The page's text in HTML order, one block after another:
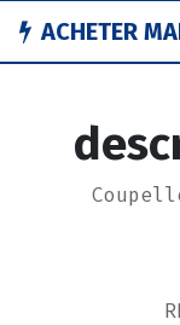
ACHETER